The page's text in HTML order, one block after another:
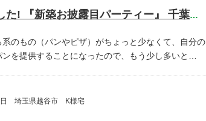
開催しました! 『新築お披露目パーティー』 千葉県流山市 T様宅
系のもの（パンやピザ）がちょっと少なくて、自分の
を提供することになったので、もう少し多いと…
日 埼玉県越谷市 K様宅